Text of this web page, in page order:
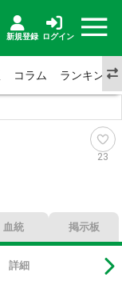
新規登録 ログイン
コラム ランキング
23
5-8-8-45
8%
20%
32%
血統 掲示板
詳細